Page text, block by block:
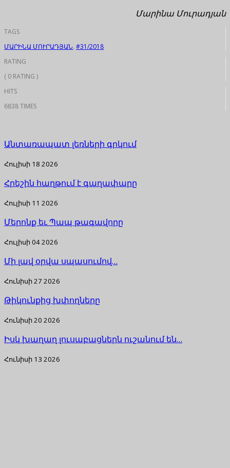
Մարինա Մուրադյան
TAGS
ՄԱՐԻՆԱ ՄՈՒՐԱԴՅԱՆ, #31/2018
RATING
( 0 RATING )
HITS
6838 TIMES
Անտառապատ լեռների գրկում
Հուլիսի 18 2026
Հրեշին հաղթում է գաղափարը
Հուլիսի 11 2026
Մերոնք եւ Պապ թագավորը
Հուլիսի 04 2026
Մի լավ օրվա սպասումով…
Հունիսի 27 2026
Թիկունքից խփողները
Հունիսի 20 2026
Իսկ խաղաղ լուսաբացներն ուշանում են…
Հունիսի 13 2026